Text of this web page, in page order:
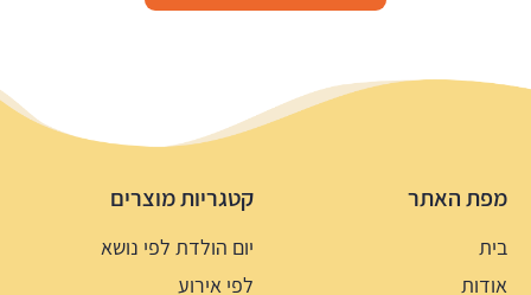
מפת האתר
בית
אודות
קטגריות מוצרים
יום הולדת לפי נושא
לפי אירוע